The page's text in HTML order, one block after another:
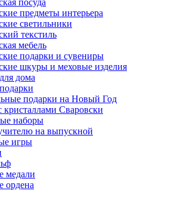
посуда
предметы интерьера
светильники
текстиль
мебель
подарки и сувениры
шкуры и меховые изделия
дома
подарки на Новый Год
кристаллами Сваровски
наборы
на выпускной
игры
медали
ордена